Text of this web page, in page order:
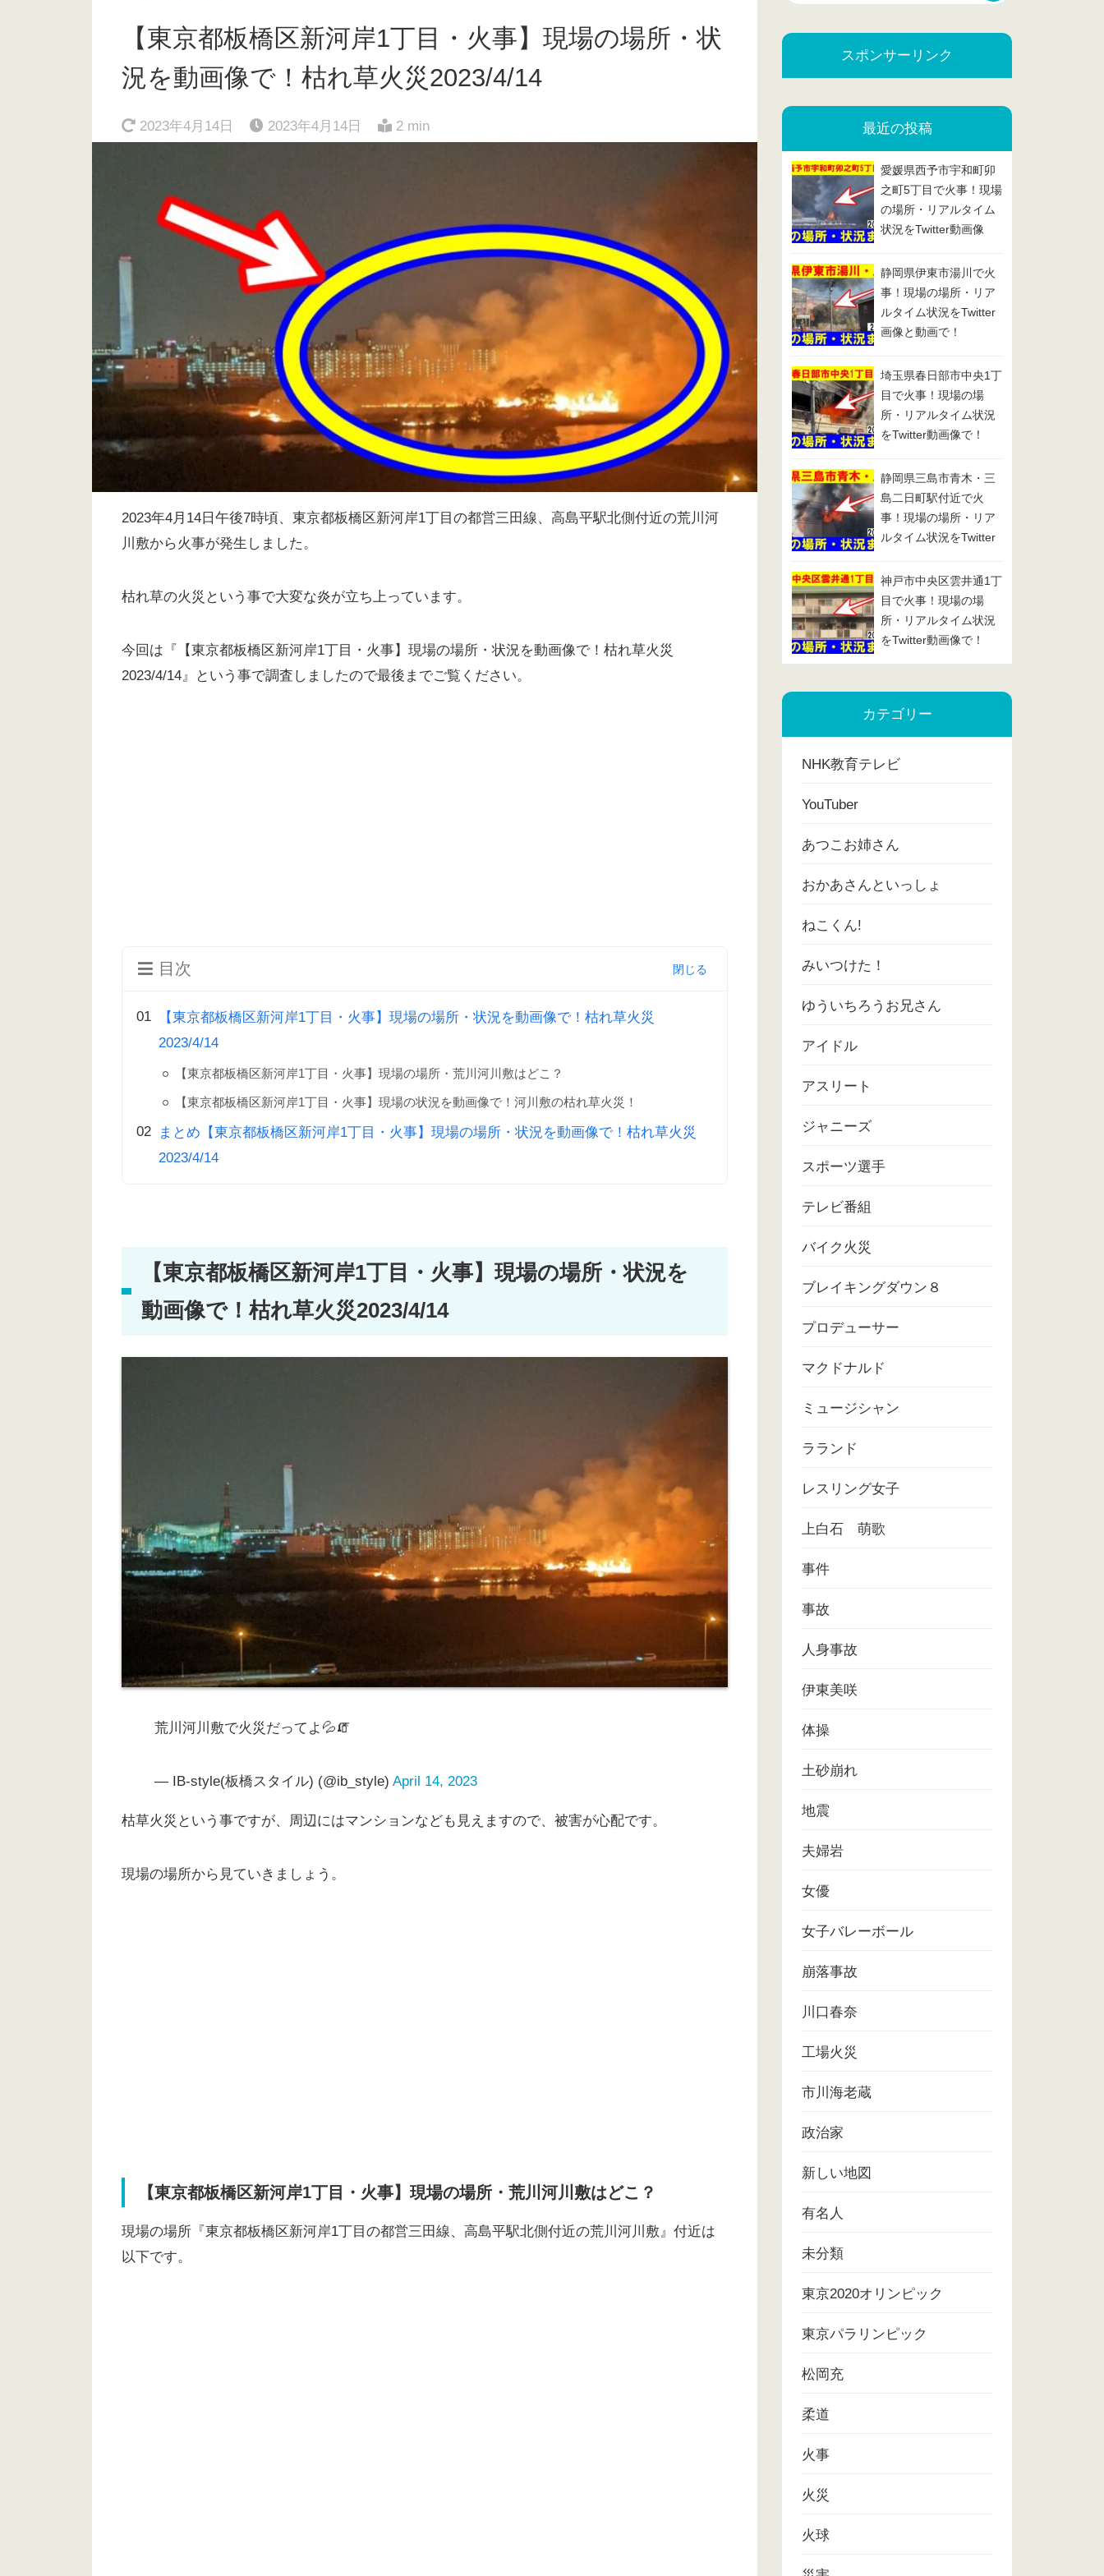
【東京都板橋区新河岸1丁目・火事】現場の場所・状
況を動画像で！枯れ草火災2023/4/14
2023年4月14日 2023年4月14日 2 min
2023年4月14日午後7時頃、東京都板橋区新河岸1丁目の都営三田線、高島平駅北側付近の荒川河
川敷から火事が発生しました。
枯れ草の火災という事で大変な炎が立ち上っています。
今回は『【東京都板橋区新河岸1丁目・火事】現場の場所・状況を動画像で！枯れ草火災
2023/4/14』という事で調査しましたので最後までご覧ください。
目次
【東京都板橋区新河岸1丁目・火事】現場の場所・状況を動画像で！枯れ草火災
2023/4/14
【東京都板橋区新河岸1丁目・火事】現場の場所・荒川河川敷はどこ？
【東京都板橋区新河岸1丁目・火事】現場の状況を動画像で！河川敷の枯れ草火災！
まとめ【東京都板橋区新河岸1丁目・火事】現場の場所・状況を動画像で！枯れ草火災
2023/4/14
【東京都板橋区新河岸1丁目・火事】現場の場所・状況を
動画像で！枯れ草火災2023/4/14
荒川河川敷で火災だってよ💦🧯
— IB-style(板橋スタイル) (@ib_style) April 14, 2023
枯草火災という事ですが、周辺にはマンションなども見えますので、被害が心配です。
現場の場所から見ていきましょう。
【東京都板橋区新河岸1丁目・火事】現場の場所・荒川河川敷はどこ？
現場の場所『東京都板橋区新河岸1丁目の都営三田線、高島平駅北側付近の荒川河川敷』付近は
以下です。
スポンサーリンク
最近の投稿
愛媛県西予市宇和町卯
之町5丁目で火事！現場
の場所・リアルタイム
状況をTwitter動画像
静岡県伊東市湯川で火
事！現場の場所・リア
ルタイム状況をTwitter
画像と動画で！
埼玉県春日部市中央1丁
目で火事！現場の場
所・リアルタイム状況
をTwitter動画像で！
静岡県三島市青木・三
島二日町駅付近で火
事！現場の場所・リア
ルタイム状況をTwitter
神戸市中央区雲井通1丁
目で火事！現場の場
所・リアルタイム状況
をTwitter動画像で！
カテゴリー
NHK教育テレビ
YouTuber
あつこお姉さん
おかあさんといっしょ
ねこくん!
みいつけた！
ゆういちろうお兄さん
アイドル
アスリート
ジャニーズ
スポーツ選手
テレビ番組
バイク火災
ブレイキングダウン８
プロデューサー
マクドナルド
ミュージシャン
ラランド
レスリング女子
上白石 萌歌
事件
事故
人身事故
伊東美咲
体操
土砂崩れ
地震
夫婦岩
女優
女子バレーボール
崩落事故
川口春奈
工場火災
市川海老蔵
政治家
新しい地図
有名人
未分類
東京2020オリンピック
東京パラリンピック
松岡充
柔道
火事
火災
火球